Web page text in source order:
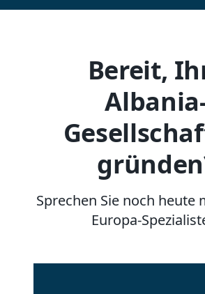
Bereit,
Sprechen Sie noch heute
Europa-